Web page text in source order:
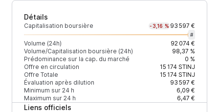
Détails
Capitalisation boursière -3,16 % 93 597 €
#
Volume (24h)
92 074 €
Volume/Capitalisation boursière (24h)
98,37 %
Prédominance sur la cap. du marché
0 %
Offre en circulation
15 174STINJ
Offre Totale
15 174STINJ
Évaluation après dilution
93 597 €
Minimum sur 24 h
6,09 €
Maximum sur 24 h
6,47 €
Liens officiels